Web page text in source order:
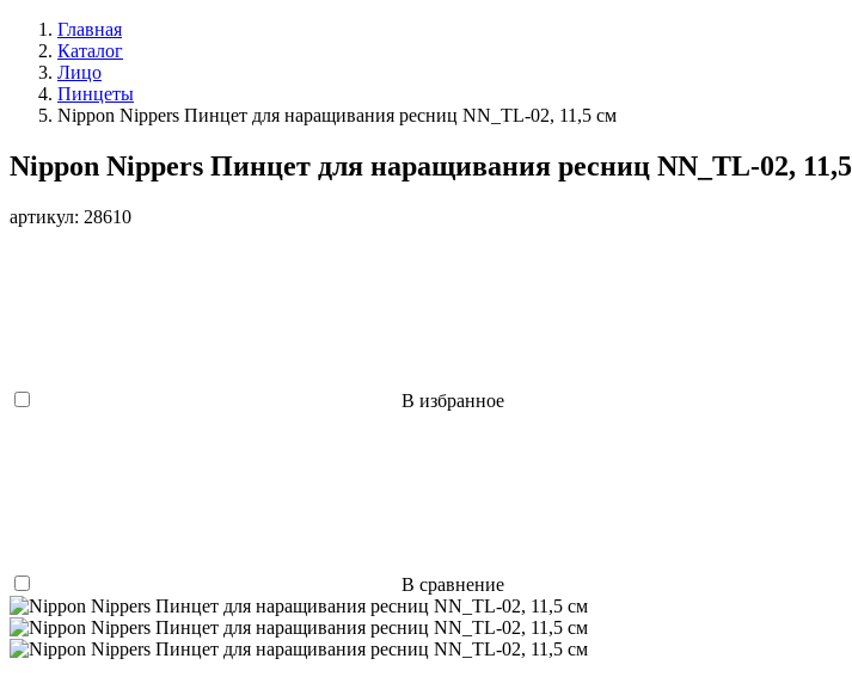
Главная
Каталог
Лицо
Пинцеты
Nippon Nippers Пинцет для наращивания ресниц NN_TL-02, 11,5 см
Nippon Nippers Пинцет для наращивания ресниц NN_TL-02,
артикул: 28610
В избранное
В сравнение